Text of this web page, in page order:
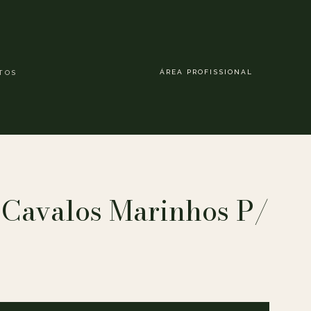
ÁREA PROFISSIONAL
Marinhos P/